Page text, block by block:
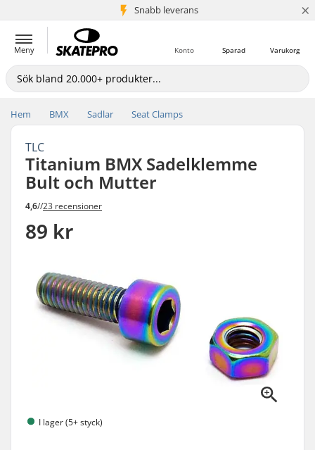
Snabb leverans
5+ milj. kunder ×
Meny Varukorg
Sparad
Konto
Hem BMX Sadlar Seat Clamps
TLC
Titanium BMX Sadelklemme
Bult och Mutter
4,6//23 recensioner
89 kr
I lager (5+ styck)